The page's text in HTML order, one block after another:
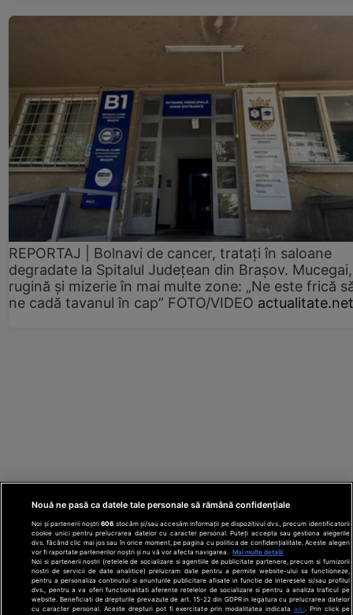
REPORTAJ | Bolnavi de cancer, tratați în saloane
degradate la Spitalul Județean din Brașov. Mucegai,
rugină și mizerie în mai multe zone: „Ne este frică
ne cadă tavanul în cap” FOTO/VIDEO actualitate.net
Din rețeaua Adevărul Holding:Adevarul.ro
Click.roClickPoftaBuna.roClickSanatate.ro
ClickPentruFemei.roDilemaVeche.ro
Nouă ne pasă ca datele tale personale să rămână confidențiale
Noi și partenerii noștri606 stocăm și/sau accesăm informații pe dispozitivul dvs., precum identificatorii
cookie unici pentru prelucrarea datelor cu caracter personal. Puteți accepta sau gestiona alegerile
dvs. făcând clic mai jos sau în orice moment, pe pagina cu politica de confidențialitate. Aceste alegeri
vor fi raportate partenerilor noștri și nu vă vor afecta navigarea.
Mai multe detalii
Noi si partenerii nostri (retelele de socializare si agentiile de publicitate partenere, precum si furnizorii
nostri de servicii de date analitice) prelucram date pentru a permite website-ului sa functioneze,
pentru a personaliza continutul si anunturile publicitare afisate in functie de interesele si/sau profilul
dvs., pentru a va oferi functionalitati aferente retelelor de socializare si pentru a analiza traficul pe
website. Beneficiati de drepturile prevazute de art. 15-22 din GDPR in legatura cu prelucrarea datelor
cu caracter personal. Aceste drepturi pot fi exercitate prin modalitatea indicata aici. Prin click pe